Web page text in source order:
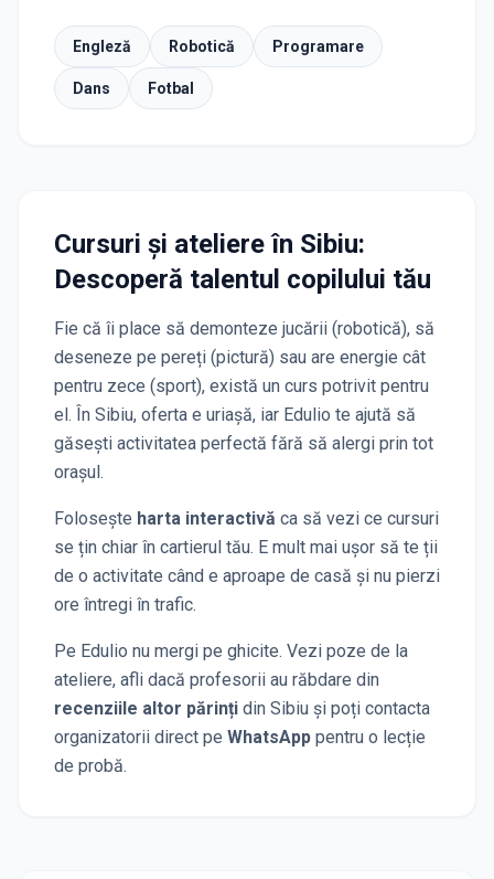
Engleză Robotică Programare
Dans Fotbal
Cursuri și ateliereîn Sibiu:
Descoperă talentul copilului tău
Fie că îi place să demonteze jucării (robotică), să
deseneze pe pereți (pictură) sau are energie cât
pentru zece (sport), există un curs potrivit pentru
el. În Sibiu, oferta e uriașă, iar Edulio te ajută să
găsești activitatea perfectă fără să alergi prin tot
orașul.
Folosește harta interactivă ca să vezi ce cursuri
se țin chiar în cartierul tău. E mult mai ușor să te ții
de o activitate când e aproape de casă și nu pierzi
ore întregi în trafic.
Pe Edulio nu mergi pe ghicite. Vezi poze de la
ateliere, afli dacă profesorii au răbdare din
recenziile altor părinți din Sibiu și poți contacta
organizatorii direct pe WhatsApp pentru o lecție
de probă.